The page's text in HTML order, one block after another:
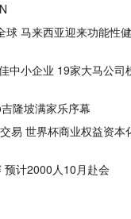
球 马来西亚迎来功能性
中小企业 19家大马公司
隆坡满家乐序幕
易 世界杯商业权益资本
预计2000人10月赴会